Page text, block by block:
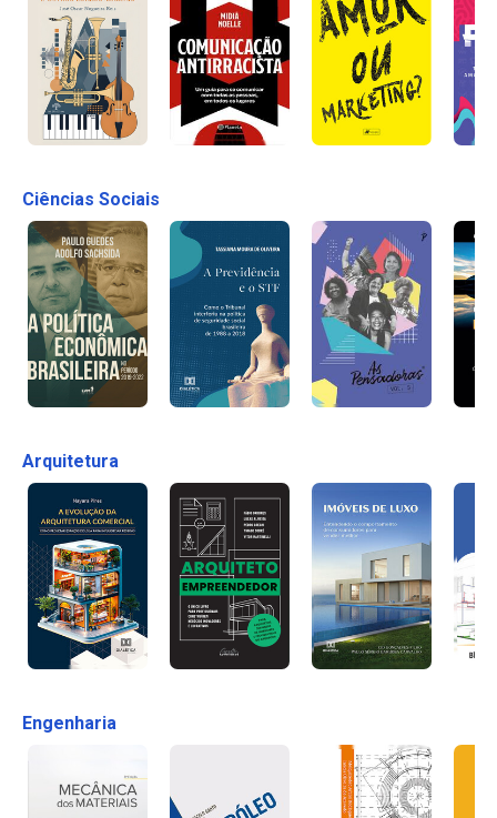
Ciências Sociais
Arquitetura
Engenharia